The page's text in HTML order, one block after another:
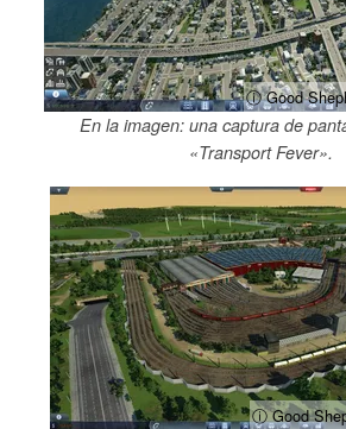
ⓘ Good
En la imagen: una captura de
«Transport Fever».
ⓘ Good